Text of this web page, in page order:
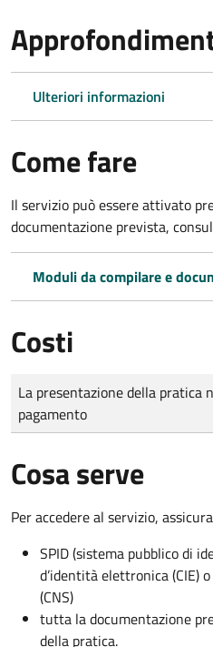
Ulteriori informazioni
Come fare
Il servizio può essere attivato
documentazione prevista,
Moduli da compilare e
Costi
Tipo di pagamento
Importo
La presentazione della pratica
pagamento
Cosa serve
Per accedere al servizio,
SPID (sistema pubblico di
d’identità elettronica (CIE)
(CNS)
tutta la documentazione
della pratica.